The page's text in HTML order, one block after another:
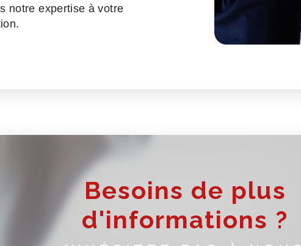
notre expertise à votre
Besoins de plus
d'informations ?